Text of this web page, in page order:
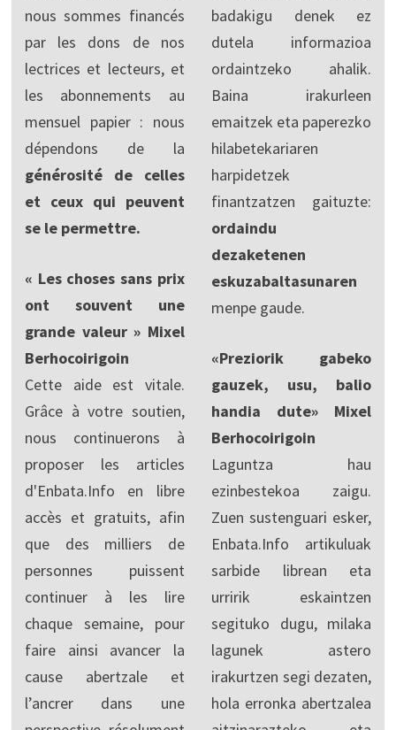
nous sommes financés
par les dons de nos
lectrices et lecteurs, et
les abonnements au
mensuel papier : nous
dépendons de la
générosité de celles
et ceux qui peuvent
se le permettre.
« Les choses sans prix
ont souvent une
grande valeur » Mixel
Berhocoirigoin
Cette aide est vitale.
Grâce à votre soutien,
nous continuerons à
proposer les articles
d'Enbata.Info en libre
accès et gratuits, afin
que des milliers de
personnes puissent
continuer à les lire
chaque semaine, pour
faire ainsi avancer la
cause abertzale et
l’ancrer dans une
badakigu denek ez
dutela informazioa
ordaintzeko ahalik.
Baina irakurleen
emaitzek eta paperezko
hilabetekariaren
harpidetzek
finantzatzen gaituzte:
ordaindu
dezaketenen
eskuzabaltasunaren
menpe gaude.
«Preziorik gabeko
gauzek, usu, balio
handia dute» Mixel
Berhocoirigoin
Laguntza hau
ezinbestekoa zaigu.
Zuen sustenguari esker,
Enbata.Info artikuluak
sarbide librean eta
urririk eskaintzen
segituko dugu, milaka
lagunek astero
irakurtzen segi dezaten,
hola erronka abertzalea